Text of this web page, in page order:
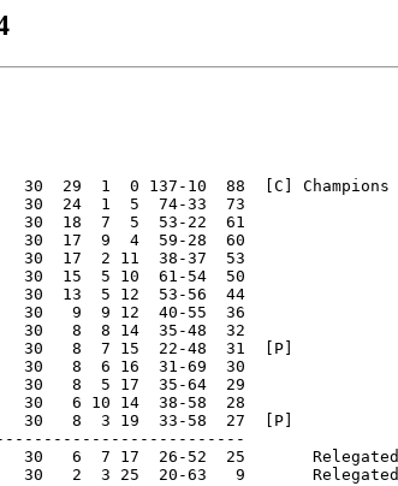
29  1  0 137-10  88  [C] Champions
30  24  1  5  74-33  73
18  7  5  53-22  61
30  17  9  4  59-28  60
17  2 11  38-37  53
15  5 10  61-54  50
13  5 12  53-56  44
30   9  9 12  40-55  36
30   8  8 14  35-48  32
8  7 15  22-48  31  [P]
30   8  6 16  31-69  30
8  5 17  35-64  29
30   6 10 14  38-58  28
8  3 19  33-58  27  [P]
6  7 17  26-52  25       Relegated
30   2  3 25  20-63   9       Relegated